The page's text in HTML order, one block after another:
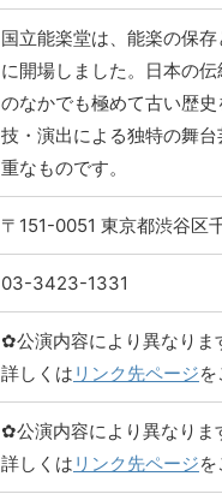
国立能楽堂は、能楽の保
に開場しました。日本の
のなかでも極めて古い歴
技・演出による独特の舞
重なものです。
〒151-0051 東京都渋谷区
03-3423-1331
✿公演内容により異なりま
詳しくは リンク先ページ
✿公演内容により異なりま
詳しくは リンク先ページ